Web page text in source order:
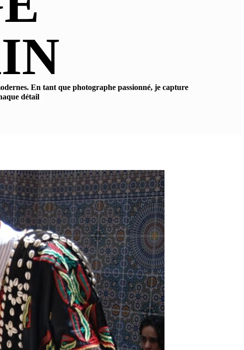
En tant que photographe passionné, je capture
détail